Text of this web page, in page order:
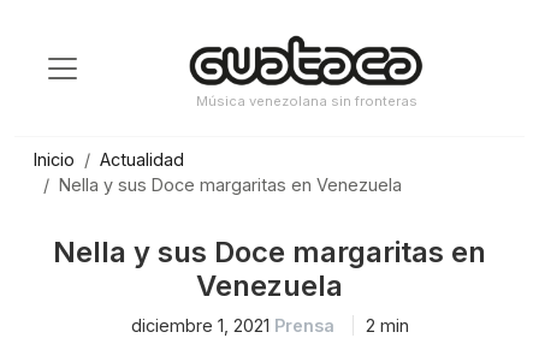
contenido
Música venezolana sin fronteras
Inicio
Actualidad
Nella y sus Doce margaritas en Venezuela
Nella y sus Doce margaritas en
Venezuela
diciembre 1, 2021 Prensa 2 min